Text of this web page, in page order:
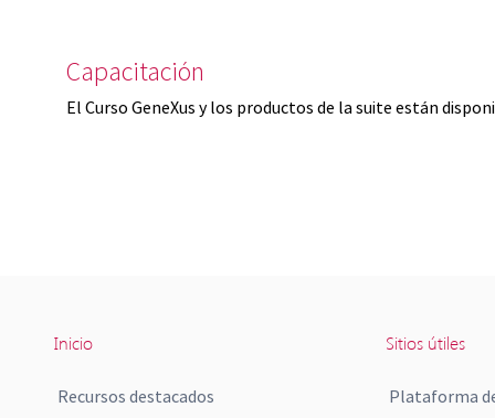
Capacitación
El Curso GeneXus y los productos de la suite están
Inicio
Recursos destacados
Sitios útiles
Plataforma